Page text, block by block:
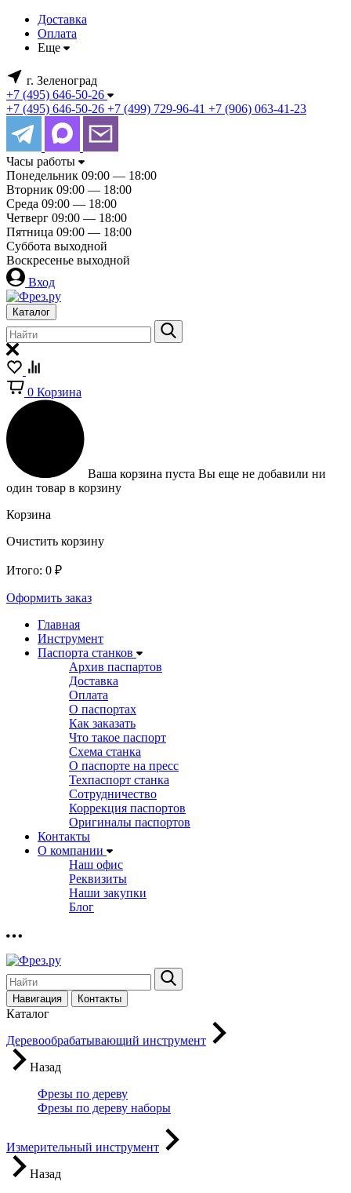
Доставка
Оплата
Еще
г. Зеленоград
+7 (495) 646-50-26
+7 (495) 646-50-26 +7 (499) 729-96-41 +7 (906) 063-41-23
Часы работы
Понедельник 09:00 — 18:00
Вторник 09:00 — 18:00
Среда 09:00 — 18:00
Четверг 09:00 — 18:00
Пятница 09:00 — 18:00
Суббота выходной
Воскресенье выходной
Вход
Каталог
0 Корзина
Ваша корзина пуста Вы еще не добавили ни
один товар в корзину
Корзина
Очистить корзину
Итого: 0 ₽
Оформить заказ
Главная
Инструмент
Паспорта станков
Архив паспартов
Доставка
Оплата
О паспортах
Как заказать
Что такое паспорт
Схема станка
О паспорте на пресс
Техпаспорт станка
Сотрудничество
Коррекция паспортов
Оригиналы паспортов
Контакты
О компании
Наш офис
Реквизиты
Наши закупки
Блог
Навигация Контакты
Каталог
Деревообрабатывающий инструмент
Назад
Фрезы по дереву
Фрезы по дереву наборы
Измерительный инструмент
Назад